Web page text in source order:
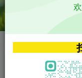
VIP特权介绍
VIP特权介绍
VIP特权介绍